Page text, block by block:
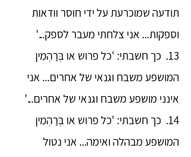
תודעה שמוכרעת על ידי חוסר וודאות
וספקות... אני צלחתי מעבר לספק...'
13. כך חשבתי: 'כל פרוש או בְּרַהְמִין
המושפע משבח וגנאי של אחרים... אני
אינני מושפע משבח וגנאי של אחרים...'
14. כך חשבתי: 'כל פרוש או בְּרַהְמִין
המושפע מבהלה ואימה... אני נטול